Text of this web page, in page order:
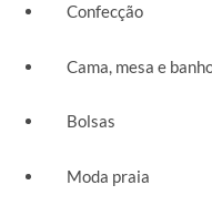
Confecção
Cama, mesa e
Bolsas
Moda praia